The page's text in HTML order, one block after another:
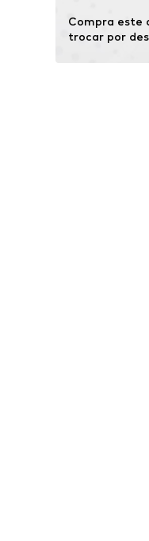
Compra este
trocar por